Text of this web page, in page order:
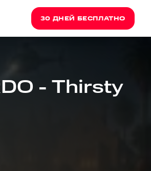
30 ДНЕЙ БЕСПЛАТНО
- Thirsty